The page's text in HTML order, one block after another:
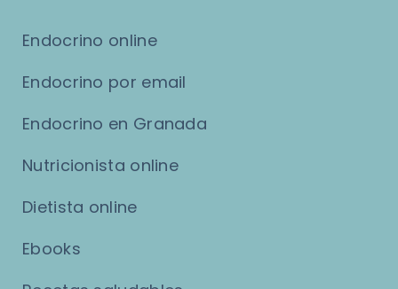
Endocrino online
Endocrino por email
Endocrino en Granada
Nutricionista online
Dietista online
Ebooks